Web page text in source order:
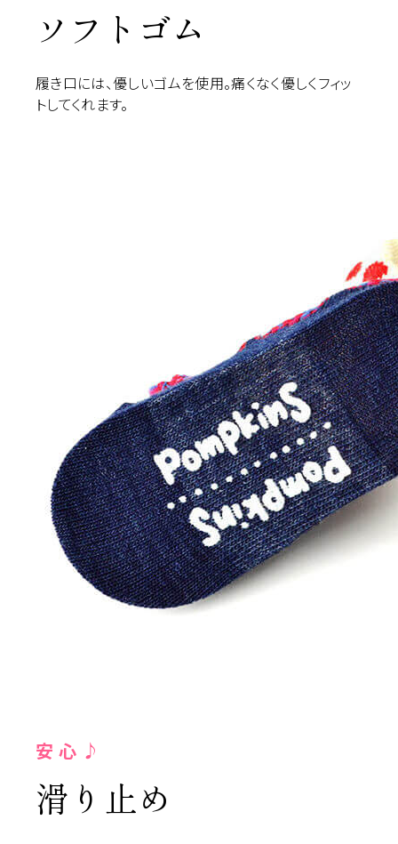
ソフトゴム
履き口には、優しいゴムを使用。痛くなく優しくフィッ
トしてくれます。
安心♪
滑り止め